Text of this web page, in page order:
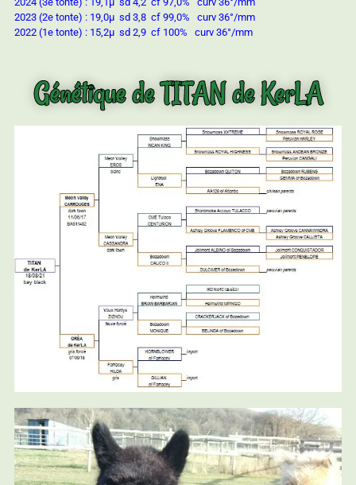
2023 (2e tonte) : 19,0µ sd 3,8 cf 99,0% curv 36°/mm
2022 (1e tonte) : 15,2µ sd 2,9 cf 100% curv 36°/mm
Génétique de TITAN de KerLA